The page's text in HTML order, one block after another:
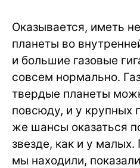
Оказывается, иметь
планеты во
и большие газовые
совсем нормально.
твердые планеты
повсюду, и у крупных
же шансы оказаться
звезде, как и у
мы находили,